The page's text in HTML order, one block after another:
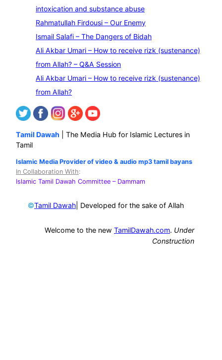
intoxication and substance abuse
Rahmatullah Firdousi – Our Enemy
Ismail Salafi – The Dangers of Bidah
Ali Akbar Umari – How to receive rizk (sustenance)
from Allah? – Q&A Session
Ali Akbar Umari – How to receive rizk (sustenance)
from Allah?
Tamil Dawah | The Media Hub for Islamic Lectures in
Tamil
Islamic Media Provider of video & audio mp3 tamil bayans
In Collaboration With:
Islamic Tamil Dawah Committee – Dammam
©Tamil Dawah | Developed for the sake of Allah
Welcome to the new TamilDawah.com. Under
Construction